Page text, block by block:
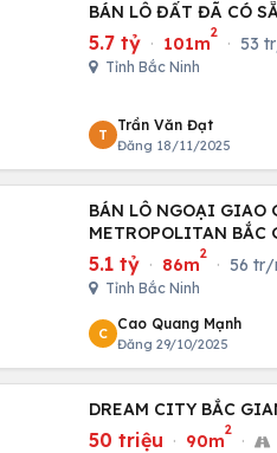
BÁN LÔ ĐẤT ĐÃ CÓ
5.7 tỷ · 101m
2
· 53
Tỉnh Bắc Ninh
T
Trần Văn Đạt
Đăng 18/11/2025
BÁN LÔ NGOẠI GIAO
METROPOLITAN BẮC
5.1 tỷ · 86m
2
· 56 tr/
Tỉnh Bắc Ninh
C
Cao Quang Mạnh
Đăng 29/10/2025
DREAM CITY BẮC
50 triệu · 90m
2
·